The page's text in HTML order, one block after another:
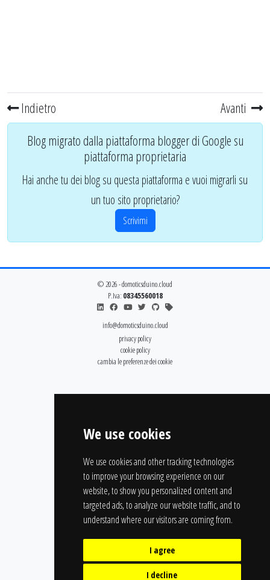
We use cookies
We use cookies and other tracking technologies
to improve your browsing experience on our
website, to show you personalized content and
targeted ads, to analyze our website traffic, and to
understand where our visitors are coming from.
I agree
I decline
Indietro Avanti
Blog migrato dalla piattaforma blogger di Google su
piattaforma proprietaria
Hai anche tu dei blog su questa piattaforma e vuoi migrarli su
un tuo sito proprietario?
Scrivimi
© 2026 - domoticsduino.cloud
P.Iva: 08345560018
info@domoticsduino.cloud
privacy policy
cookie policy
cambia le preferenze dei cookie